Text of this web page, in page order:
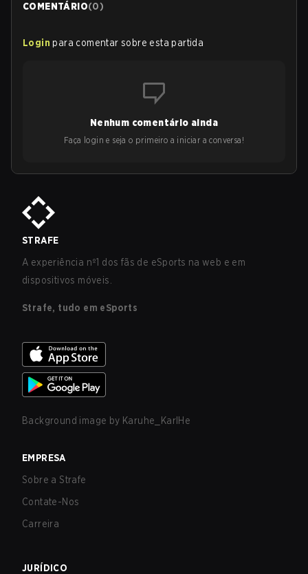
COMENTÁRIO(0)
Login para comentar sobre esta partida
Nenhum comentário ainda
Faça login e seja o primeiro a iniciar a conversa!
STRAFE
A experiência nº1 dos fãs de eSports na web e em
dispositivos móveis.
Strafe, tudo em eSports
Background image by Karuhe_KarlHe
EMPRESA
Sobre a Strafe
Contate-Nos
Carreira
JURÍDICO